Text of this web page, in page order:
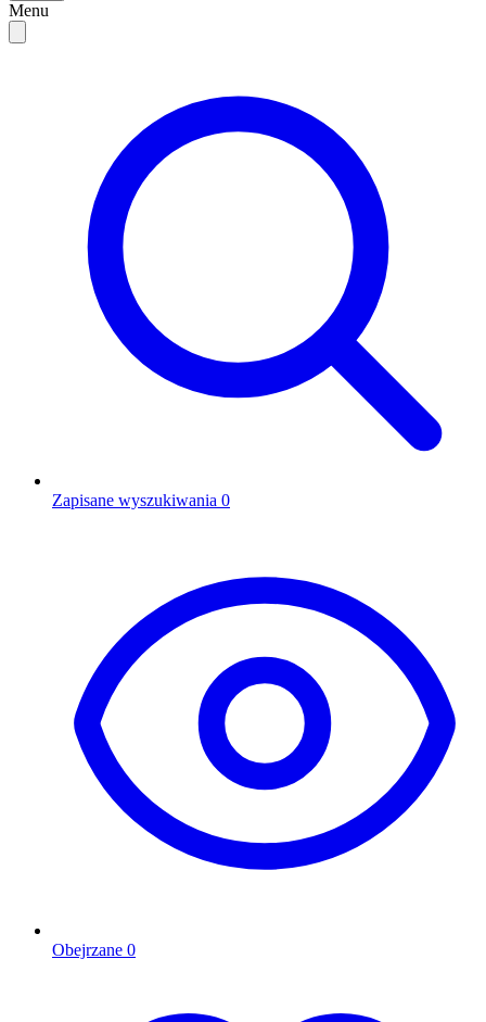
Menu
Zapisane wyszukiwania 0
Obejrzane 0